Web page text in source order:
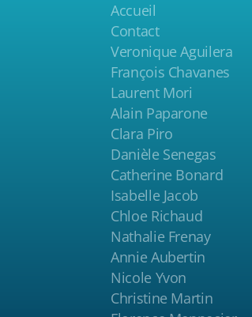
Accueil
Contact
Veronique Aguilera
François Chavanes
Laurent Mori
Alain Paparone
Clara Piro
Danièle Senegas
Catherine Bonard
Isabelle Jacob
Chloe Richaud
Nathalie Frenay
Annie Aubertin
Nicole Yvon
Christine Martin